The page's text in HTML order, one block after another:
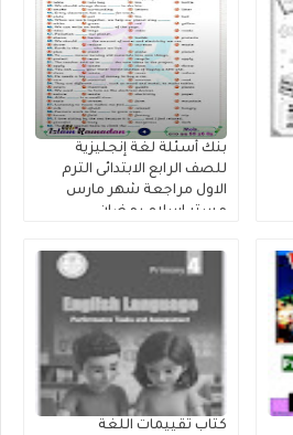
بنك أسئلة لغة إنجليزية
للصف الرابع الابتدائى الترم
الاول مراجعة شهر مارس
مستر إسلام رمضان.
كتاب تقييمات اللغة